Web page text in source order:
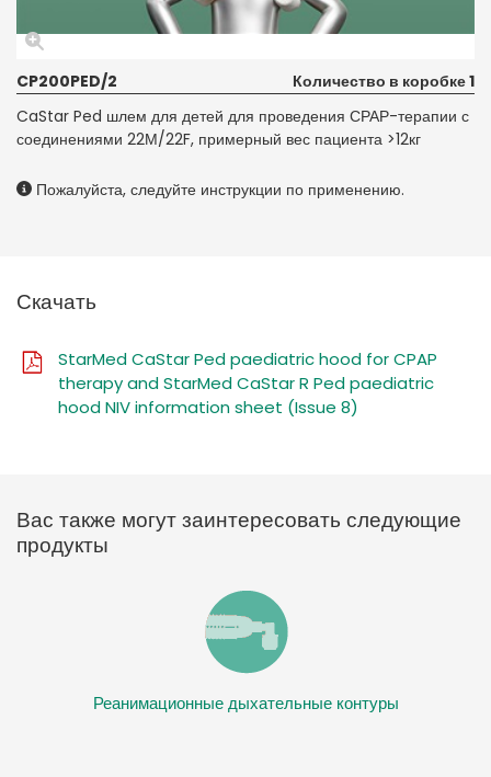
CP200PED/2
Количество в коробке 1
CaStar Ped шлем для детей для проведения СРАР-терапии с
соединениями 22М/22F, примерный вес пациента >12кг
Пожалуйста, следуйте инструкции по применению.
Скачать
StarMed CaStar Ped paediatric hood for CPAP
therapy and StarMed CaStar R Ped paediatric
hood NIV information sheet (Issue 8)
Вас также могут заинтересовать следующие
продукты
Реанимационные дыхательные контуры